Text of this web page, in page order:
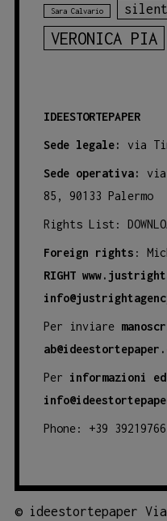
Sara Calvario silent
VERONICA PIA
IDEESTORTEPAPER
Sede legale: via
Sede operativa:
85, 90133 Palermo
Rights List:
Foreign rights :
RIGHT
Per inviare
Per informazioni
Phone: +39
© ideestortepaper